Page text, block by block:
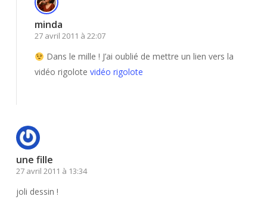
minda
27 avril 2011 à 22:07
Dans le mille ! J’ai oublié de mettre un lien vers la
vidéo rigolote vidéo rigolote
une fille
27 avril 2011 à 13:34
joli dessin !